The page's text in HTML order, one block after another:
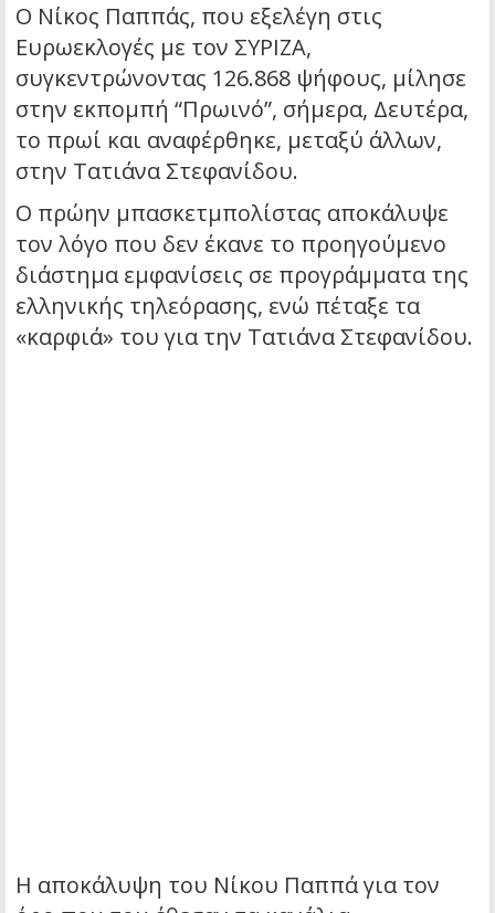
Ο Νίκος Παππάς, που εξελέγη στις
Ευρωεκλογές με τον ΣΥΡΙΖΑ,
συγκεντρώνοντας 126.868 ψήφους, μίλησε
στην εκπομπή “Πρωινό”, σήμερα, Δευτέρα,
το πρωί και αναφέρθηκε, μεταξύ άλλων,
στην Τατιάνα Στεφανίδου.
Ο πρώην μπασκετμπολίστας αποκάλυψε
τον λόγο που δεν έκανε το προηγούμενο
διάστημα εμφανίσεις σε προγράμματα της
ελληνικής τηλεόρασης, ενώ πέταξε τα
«καρφιά» του για την Τατιάνα Στεφανίδου.
Η αποκάλυψη του Νίκου Παππά για τον